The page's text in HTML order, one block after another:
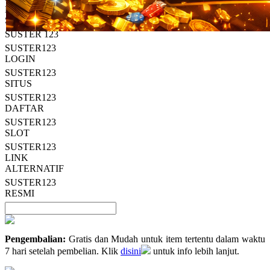
Read
13
Reviews.
Tautan
halaman
yang
sama.
HT OFFICIAL
SUSTER123
SUSTER 123
SUSTER123
LOGIN
SUSTER123
SITUS
SUSTER123
DAFTAR
SUSTER123
SLOT
SUSTER123
LINK
ALTERNATIF
SUSTER123
RESMI
Pengembalian: Gratis dan Mudah untuk item tertentu dalam waktu
7 hari setelah pembelian. Klik disini untuk info lebih lanjut.